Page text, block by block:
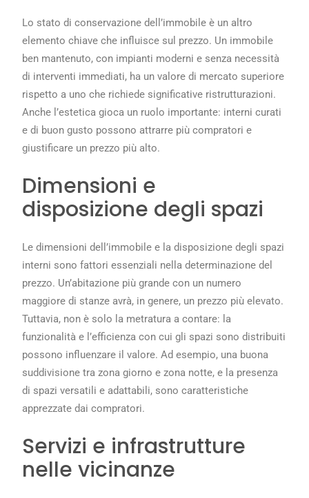
Lo stato di conservazione dell’immobile è un altro
elemento chiave che influisce sul prezzo. Un immobile
ben mantenuto, con impianti moderni e senza necessità
di interventi immediati, ha un valore di mercato superiore
rispetto a uno che richiede significative ristrutturazioni.
Anche l’estetica gioca un ruolo importante: interni curati
e di buon gusto possono attrarre più compratori e
giustificare un prezzo più alto.
Dimensioni e
disposizione degli spazi
Le dimensioni dell’immobile e la disposizione degli spazi
interni sono fattori essenziali nella determinazione del
prezzo. Un’abitazione più grande con un numero
maggiore di stanze avrà, in genere, un prezzo più elevato.
Tuttavia, non è solo la metratura a contare: la
funzionalità e l’efficienza con cui gli spazi sono distribuiti
possono influenzare il valore. Ad esempio, una buona
suddivisione tra zona giorno e zona notte, e la presenza
di spazi versatili e adattabili, sono caratteristiche
apprezzate dai compratori.
Servizi e infrastrutture
nelle vicinanze